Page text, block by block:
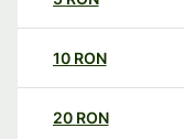
10 RON
20 RON